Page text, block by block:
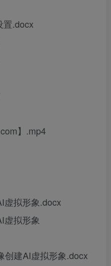
.docx
】.mp4
形象.docx
拟形象
AI虚拟形象.docx